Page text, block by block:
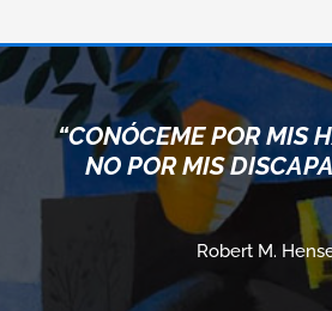
“CONÓCEME POR MIS
NO POR MIS
Robert M.